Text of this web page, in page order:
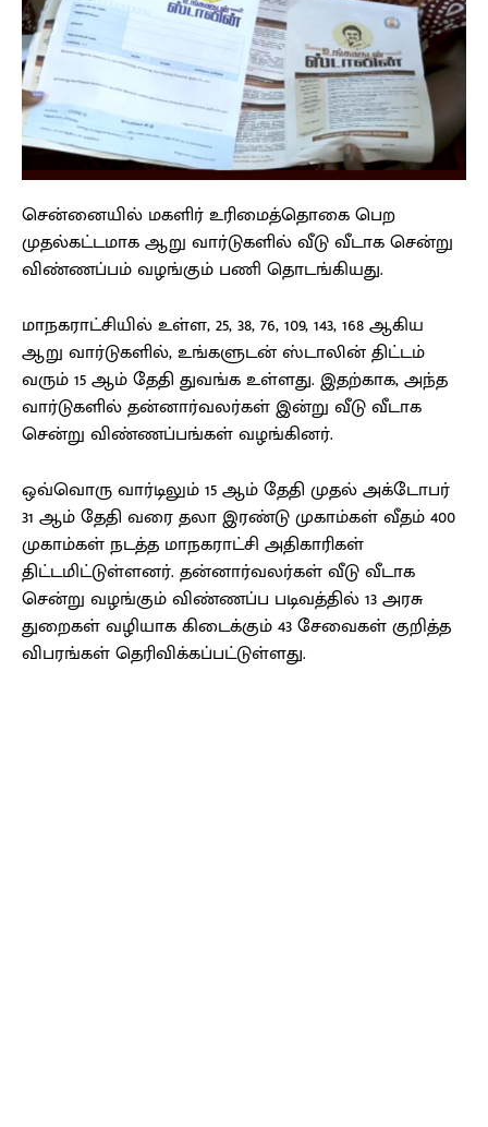
சென்னையில் மகளிர் உரிமைத்தொகை பெற
முதல்கட்டமாக ஆறு வார்டுகளில் வீடு வீடாக சென்று
விண்ணப்பம் வழங்கும் பணி தொடங்கியது.
மாநகராட்சியில் உள்ள, 25, 38, 76, 109, 143, 168 ஆகிய
ஆறு வார்டுகளில், உங்களுடன் ஸ்டாலின் திட்டம்
வரும் 15 ஆம் தேதி துவங்க உள்ளது. இதற்காக, அந்த
வார்டுகளில் தன்னார்வலர்கள் இன்று வீடு வீடாக
சென்று விண்ணப்பங்கள் வழங்கினர்.
ஒவ்வொரு வார்டிலும் 15 ஆம் தேதி முதல் அக்டோபர்
31 ஆம் தேதி வரை தலா இரண்டு முகாம்கள் வீதம் 400
முகாம்கள் நடத்த மாநகராட்சி அதிகாரிகள்
திட்டமிட்டுள்ளனர். தன்னார்வலர்கள் வீடு வீடாக
சென்று வழங்கும் விண்ணப்ப படிவத்தில் 13 அரசு
துறைகள் வழியாக கிடைக்கும் 43 சேவைகள் குறித்த
விபரங்கள் தெரிவிக்கப்பட்டுள்ளது.